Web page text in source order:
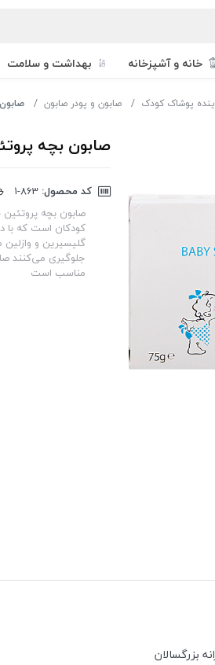
خانه و آشپزخانه بهداشت و سلامت
پوشاک کودک صابون و پودر صابون
صابون بچه
کد محصول:
کودکان است که با
گلیسیرین و
جلوگیری می‌کنند
مناسب است
بزرگسالان